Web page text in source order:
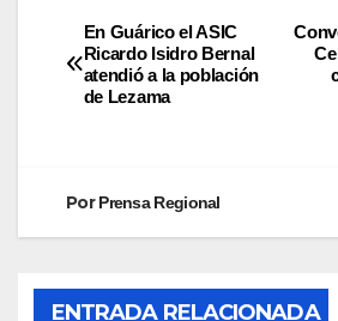
En Guárico el ASIC
Ricardo Isidro Bernal
atendió a la población
de Lezama
PorPrensa Regional
ENTRADA RELACIONADA